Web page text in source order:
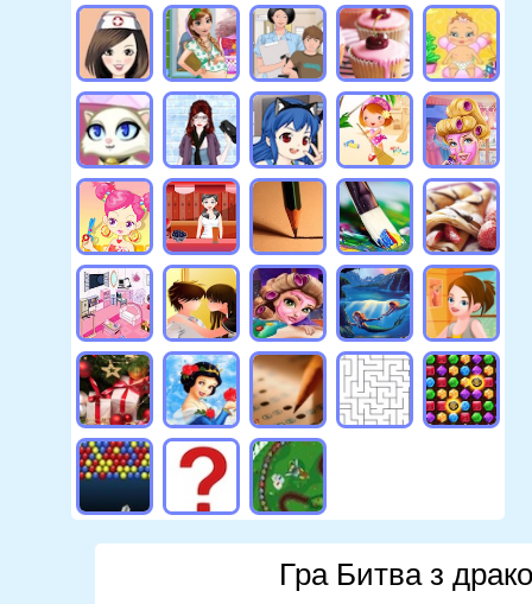
Гра Битва з